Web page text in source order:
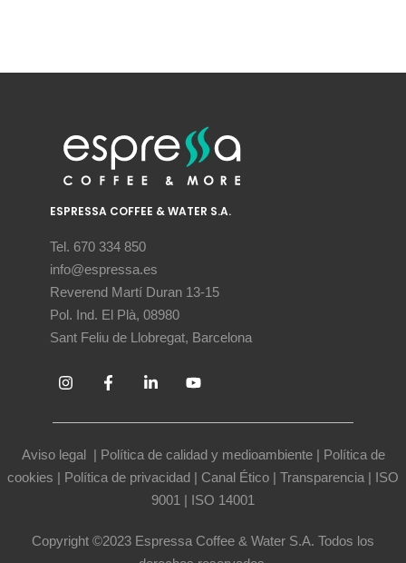
ESPRESSA COFFEE & WATER S.A.
Tel. 670 334 850
info@espressa.es
Reverend Martí Duran 13-15
Pol. Ind. El Plà, 08980
Sant Feliu de Llobregat, Barcelona
Aviso legal | Política de calidad y medioambiente| Política de
cookies | Política de privacidad | Canal Ético | Transparencia | ISO
9001 | ISO 14001
Copyright ©2023 Espressa Coffee & Water S.A. Todos los